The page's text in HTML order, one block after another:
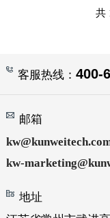
共
客服热线： 400-
邮箱
kw-
地址